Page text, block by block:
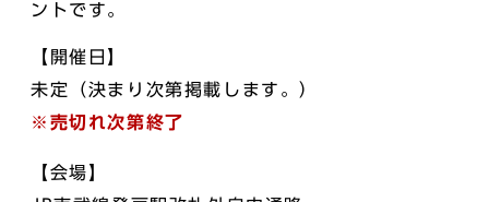
ントです。
【開催日】
未定（決まり次第掲載します。）
※売切れ次第終了
【会場】